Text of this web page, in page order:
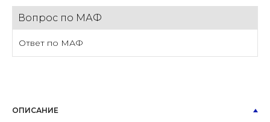
Вопрос по МАФ
Ответ по МАФ
ОПИСАНИЕ